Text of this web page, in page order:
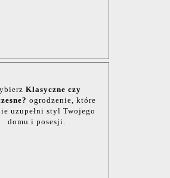
Klasyczne czy
ogrodzenie, które
uzupełni styl Twojego
domu i posesji.